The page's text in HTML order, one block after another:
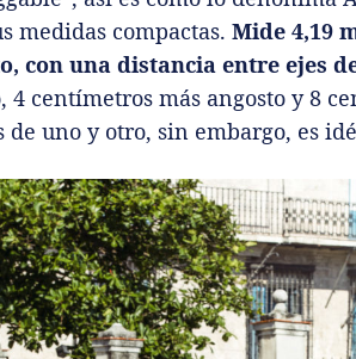
medidas compactas. Mide 4,19
con una distancia entre ejes
4 centímetros más angosto y 8
uno y otro, sin embargo, es